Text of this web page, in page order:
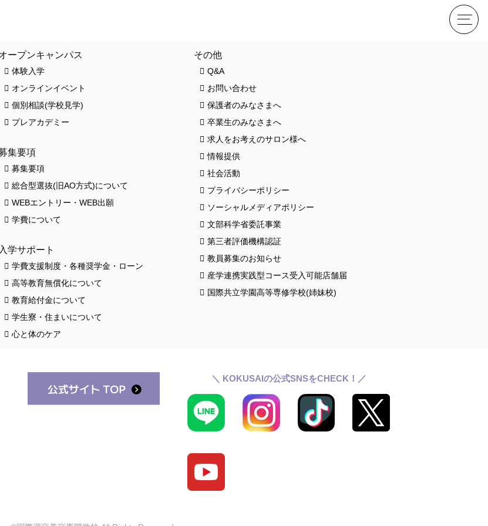
HOME
スクールライフ
クロワッサンス(卒業生の活躍)
お知らせ
ープンキャンパス
体験入学
オンラインイベント
個別相談(学校見学)
プレアカデミー
集要項
募集要項
総合型選抜(旧AO方式)について
WEBエントリー・WEB出願
学費について
入学サポート
学費支援制度・各種奨学金・ローン
高等教育無償化について
教育給付金について
学生寮・住まいについて
心と体のケア
その他
Q&A
お問い合わせ
保護者のみなさまへ
卒業生のみなさまへ
求人をお考えのサロン様へ
情報提供
社会活動
プライバシーポリシー
ソーシャルメディアポリシー
文部科学省委託事業
第三者評価機構認証
教員募集のお知らせ
産学連携実践型コース受入可能店舗届
国際共立学園高等専修学校(姉妹校)
＼ KOKUSAIの公式SNSをCHECK！／